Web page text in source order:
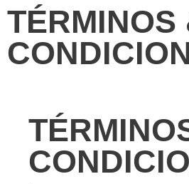
TÉRMINOS